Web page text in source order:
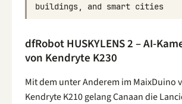
buildings, and smart cities
dfRobot HUSKYLENS 2 – AI-
von Kendryte K230
Mit dem unter Anderem im MaixDuino
Kendryte K210 gelang Canaan die